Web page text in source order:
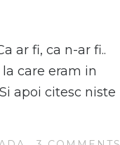
ar fi, ca n-ar fi..
care eram in
apoi citesc niste